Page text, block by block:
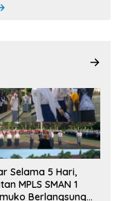
Selama 5 Hari,
MPLS SMAN 1
Berlangsung